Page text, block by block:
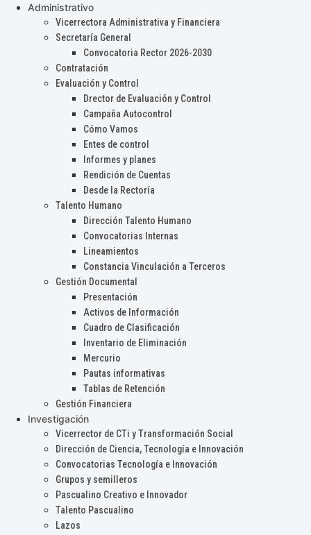
Administrativo
Vicerrectora Administrativa y Financiera
Secretaría General
Convocatoria Rector 2026-2030
Contratación
Evaluación y Control
Drector de Evaluación y Control
Campaña Autocontrol
Cómo Vamos
Entes de control
Informes y planes
Rendición de Cuentas
Desde la Rectoría
Talento Humano
Dirección Talento Humano
Convocatorias Internas
Lineamientos
Constancia Vinculación a Terceros
Gestión Documental
Presentación
Activos de Información
Cuadro de Clasificación
Inventario de Eliminación
Mercurio
Pautas informativas
Tablas de Retención
Gestión Financiera
Investigación
Vicerrector de CTi y Transformación Social
Dirección de Ciencia, Tecnología e Innovación
Convocatorias Tecnología e Innovación
Grupos y semilleros
Pascualino Creativo e Innovador
Talento Pascualino
Lazos